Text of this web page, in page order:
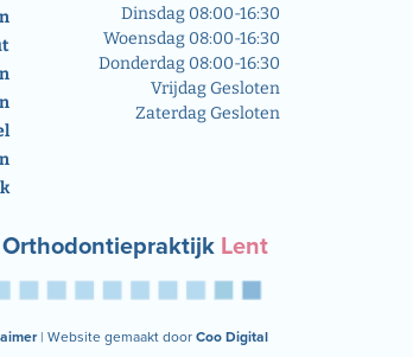
Dinsdag 08:00-16:30
Woensdag 08:00-16:30
Donderdag 08:00-16:30
Vrijdag Gesloten
Zaterdag Gesloten
Orthodontiepraktijk Lent
| Website gemaakt doorCoo Digital